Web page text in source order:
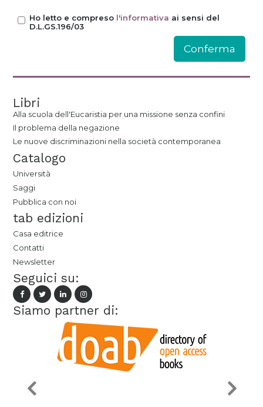
Ho letto e compreso l'informativa ai sensi del
D.L.GS.196/03
Libri
Alla scuola dell'Eucaristia per una missione senza confini
Il problema della negazione
Le nuove discriminazioni nella società contemporanea
Catalogo
Università
Saggi
Pubblica con noi
tab edizioni
Casa editrice
Contatti
Newsletter
Seguici su:
Siamo partner di: